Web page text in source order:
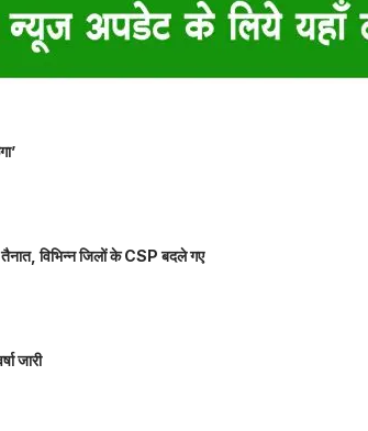
विभिन्न जिलों के CSP बदले गए
जारी